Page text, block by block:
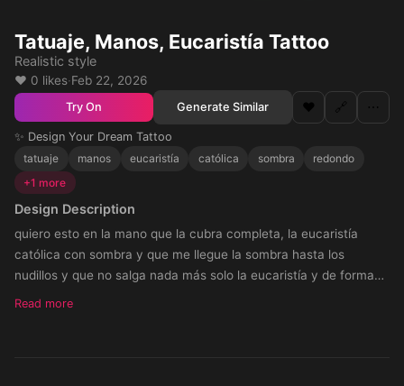
Tatuaje, Manos, Eucaristía Tattoo
Realistic style
❤️ 0 likes·Feb 22, 2026
Try On Generate Similar ❤️ 🔗 ⋯
✨ Design Your Dream Tattoo
tatuaje
manos eucaristía católica sombra
redondo
+1 more
Design Description
quiero esto en la mano que la cubra completa, la eucaristía
católica con sombra y que me llegue la sombra hasta los
nudillos y que no salga nada más solo la eucaristía y de forma
redonda como la foto que envié QUE NO SALGA JESÚS NI
Read more